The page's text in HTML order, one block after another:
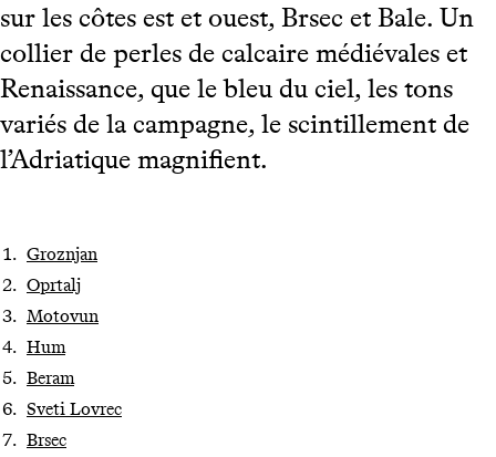
sur les côtes est et ouest, Brsec et Bale. Un
collier de perles de calcaire médiévales et
Renaissance, que le bleu du ciel, les tons
variés de la campagne, le scintillement de
l’Adriatique magnifient.
Groznjan
Oprtalj
Motovun
Hum
Beram
Sveti Lovrec
Brsec